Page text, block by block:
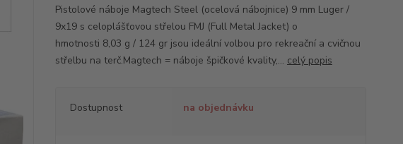
Pistolové náboje Magtech Steel (ocelová nábojnice) 9 mm Luger /
9x19 s celoplášťovou střelou FMJ (Full Metal Jacket) o
hmotnosti 8,03 g / 124 gr jsou ideální volbou pro rekreační a cvičnou
střelbu na terč.Magtech = náboje špičkové kvality,... celý popis
Dostupnost na objednávku